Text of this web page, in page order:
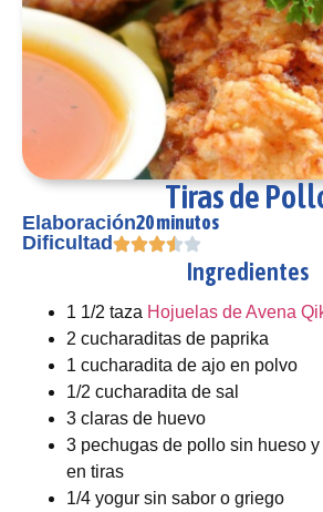
Tiras de
Elaboración20 minutos
Dificultad
Ingredientes
1 1/2 taza Hojuelas de Avena
2 cucharaditas de paprika
1 cucharadita de ajo en polvo
1/2 cucharadita de sal
3 claras de huevo
3 pechugas de pollo sin hueso
en tiras
1/4 yogur sin sabor o griego